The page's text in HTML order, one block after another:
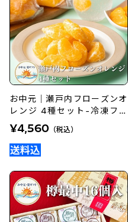
お中元｜瀬戸内フローズンオ
レンジ 4種セット-冷凍フル
ーツ送料込のし付
¥4,560 （税込）